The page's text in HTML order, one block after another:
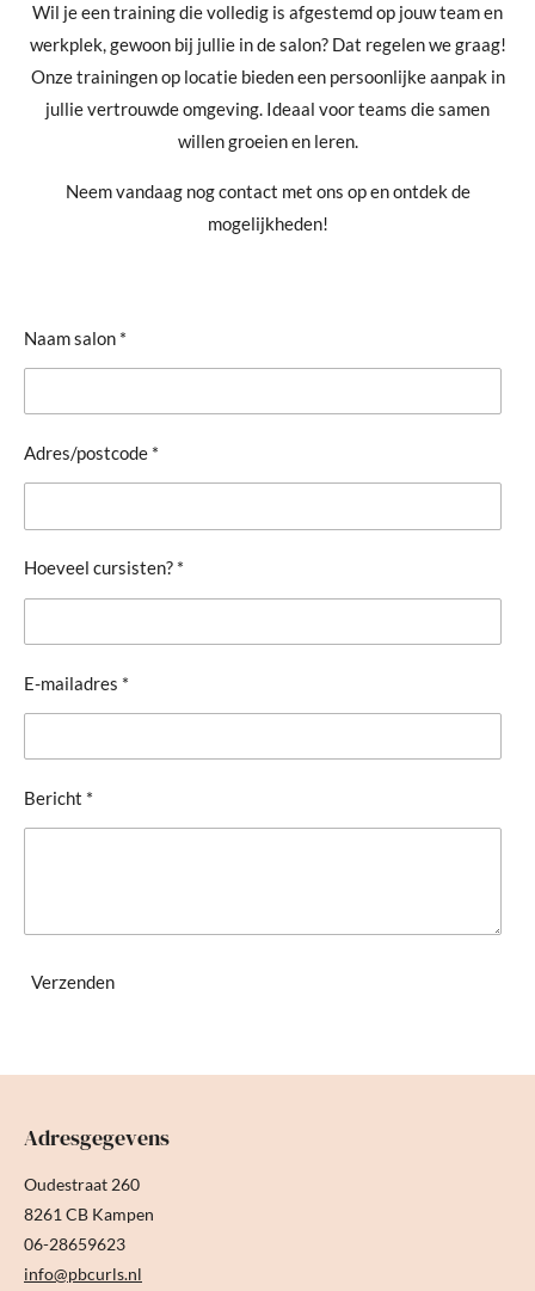
Wil je een training die volledig is afgestemd op jouw team en
werkplek, gewoon bij jullie in de salon? Dat regelen we graag!
Onze trainingen op locatie bieden een persoonlijke aanpak in
jullie vertrouwde omgeving. Ideaal voor teams die samen
willen groeien en leren.
Neem vandaag nog contact met ons op en ontdek de
mogelijkheden!
Naam salon *
Adres/postcode *
Hoeveel cursisten? *
E-mailadres *
Bericht *
Verzenden
Adresgegevens
Oudestraat 260
8261 CB Kampen
06-28659623
info@pbcurls.nl